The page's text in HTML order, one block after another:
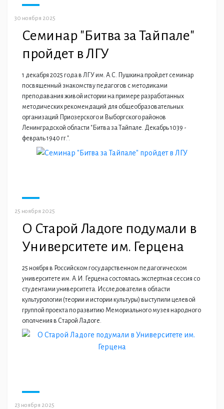
30 ноября 2025
Семинар "Битва за Тайпале"
пройдет в ЛГУ
1 декабря 2025 года в ЛГУ им. А.С. Пушкина пройдет семинар
посвященный знакомству педагогов с методиками
преподавания живой истории на примере разработанных
методических рекомендаций для общеобразовательных
организаций Приозерского и Выборгского районов
Ленинградской области "Битва за Тайпале. Декабрь 1039 -
февраль 1940 гг.".
25 ноября 2025
О Старой Ладоге подумали в
Университете им. Герцена
25 ноября в Российском государственном педагогическом
университете им. А.И. Герцена состоялась экспертная сессия со
студентами университета. Исследователи в области
культурологии (теории и истории культуры) выступили целевой
группой проекта по развитию Мемориального музея народного
ополчения в Старой Ладоге.
23 ноября 2025